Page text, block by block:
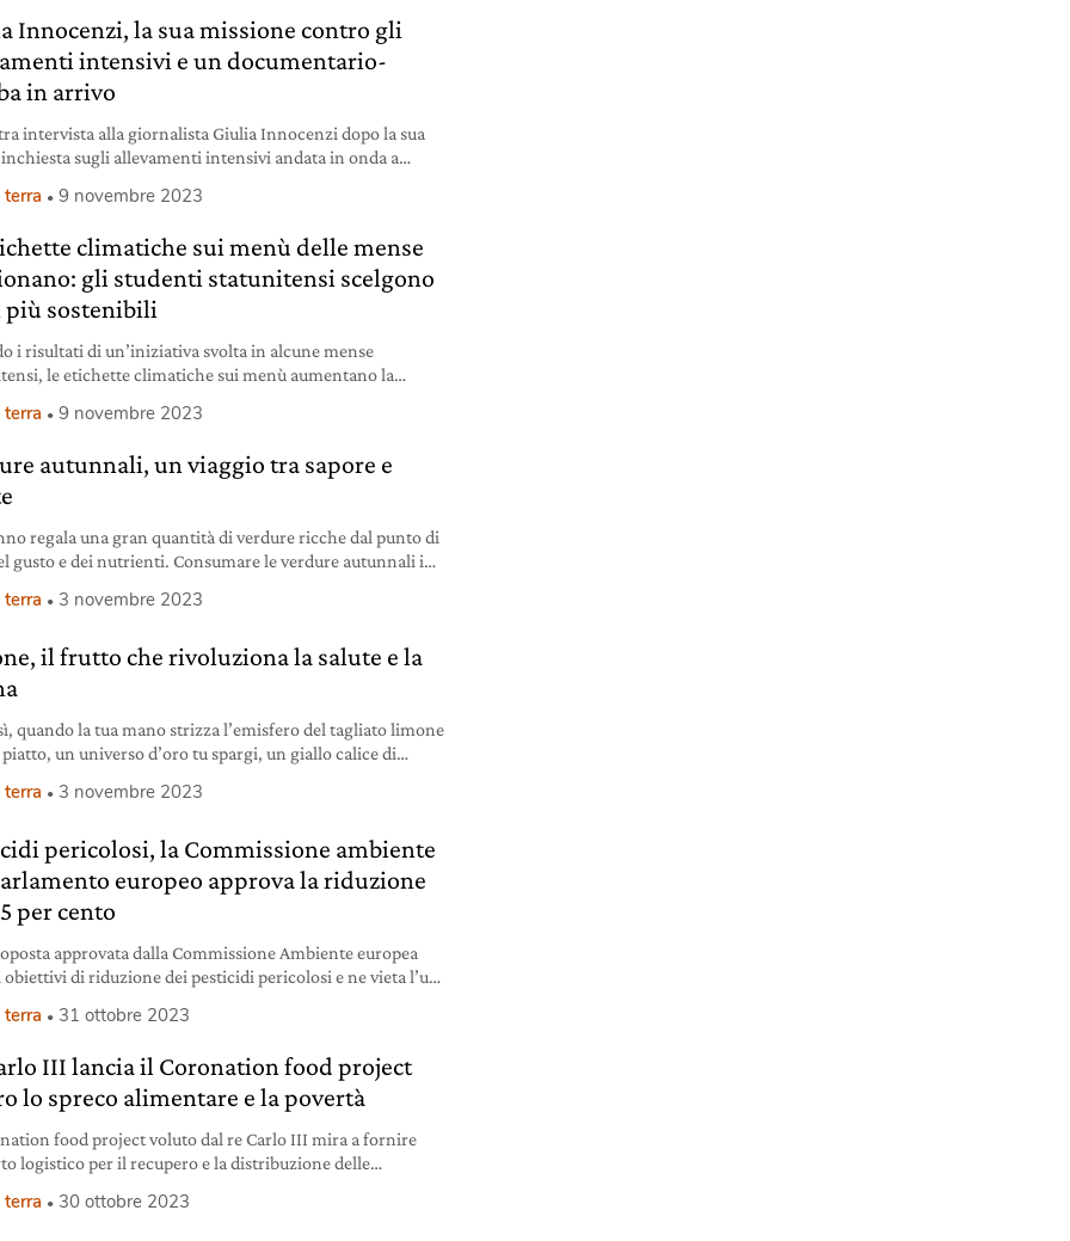
Innocenzi, la sua missione contro gli
intensivi e un documentario-
in arrivo
intervista alla giornalista Giulia Innocenzi dopo la sua
sugli allevamenti intensivi andata in onda a
terra 9 novembre 2023
climatiche sui menù delle mense
gli studenti statunitensi scelgono
più sostenibili
i risultati di un’iniziativa svolta in alcune mense
le etichette climatiche sui menù aumentano la
terra 9 novembre 2023
autunnali, un viaggio tra sapore e
regala una gran quantità di verdure ricche dal punto di
gusto e dei nutrienti. Consumare le verdure autunnali in
ancora di più il sapore e i principi nutritivi. Nelle
in natura. Ne scopriremo i
terra 3 novembre 2023
il frutto che rivoluziona la salute e la
quando la tua mano strizza l’emisfero del tagliato limone
un universo d’oro tu spargi, un giallo calice di
benefica del limone si diffonde nei piatti, arricchendo le
terra 3 novembre 2023
pericolosi, la Commissione ambiente
europeo approva la riduzione
per cento
approvata dalla Commissione Ambiente europea
obiettivi di riduzione dei pesticidi pericolosi e ne vieta l’uso
terra 31 ottobre 2023
III lancia il Coronation food project
lo spreco alimentare e la povertà
food project voluto dal re Carlo III mira a fornire
logistico per il recupero e la distribuzione delle
terra 30 ottobre 2023